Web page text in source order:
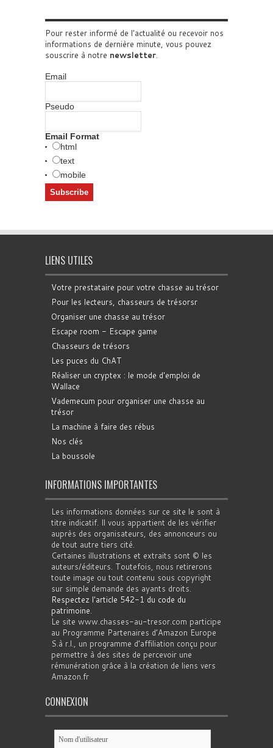
Pour rester informé de l'actualité ou recevoir nos
informations de dernière minute, vous pouvez
souscrire à notre newsletter.
Email
Pseudo
Email Format
html
text
mobile
LIENS UTILES
Votre prestataire pour votre chasse au trésor
Pour les lecteurs, chasseurs de trésorsr
Organiser une chasse au trésor
Escape room - Escape game
Chasseurs de trésors
Les puces du ChAT
Réaliser un cryptex : le mode d'emploi de
Wallace
Vademecum pour organiser une chasse au
trésor
La machine à faire des rébus
Nos clés
La boussole
INFORMATIONS IMPORTANTES
Les informations données sur ce site le sont à
titre indicatif. Il vous appartient de les vérifier
auprès des organisateurs, des annonceurs ou
de tout autre tiers cité.
Certaines illustrations et extraits sont © les
auteurs/éditeurs. Toutefois, nous retirerons
toute image ou tout contenu sous copyright
sur simple demande des ayants droits.
Respectez l'article 542-1 du code du
patrimoine.
Le site www.chasses-au-tresor.com participe
au Programme Partenaires d’Amazon Europe
S.à r.l., un programme d’affiliation conçu pour
permettre à des sites de percevoir une
rémunération grâce à la création de liens vers
Amazon.fr
CONNEXION